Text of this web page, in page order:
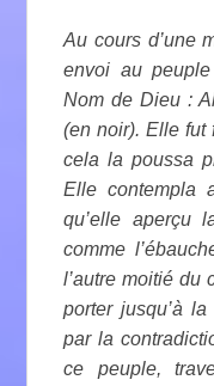
Au cours d’une
envoi au
Nom de Dieu :
(en noir). Elle fut
cela la poussa
Elle contempla
qu’elle aperçu
comme
l’autre moitié
porter jusqu’à
par la
ce peuple,